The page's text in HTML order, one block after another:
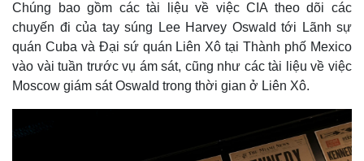
Bất động sản
Khởi nghiệp
Giá vàng
Tiêu dùng
Tỷ giá
Chứng khoán
Giá cà phê
Chúng bao gồm các tài liệu về việc CIA theo dõi các
chuyến đi của tay súng Lee Harvey Oswald tới Lãnh sự
quán Cuba và Đại sứ quán Liên Xô tại Thành phố Mexico
vào vài tuần trước vụ ám sát, cũng như các tài liệu về việc
Moscow giám sát Oswald trong thời gian ở Liên Xô.